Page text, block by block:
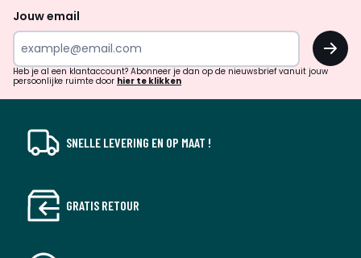
inspiratie
verrassingen?
Jouw email
OK
Heb je al een klantaccount? Abonneer je dan op de nieuwsbrief vanuit jouw
persoonlijke ruimte door hier te klikken
SNELLE LEVERING EN OP MAAT !
GRATIS RETOUR